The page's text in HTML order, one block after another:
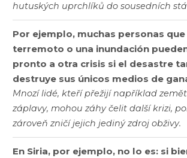
hutuských uprchlíků do sousedních
Por ejemplo, muchas personas
terremoto o una inundación
pronto a otra crisis si el desastre
destruye sus únicos medios de
Mnozí lidé, kteří přežijí například
záplavy, mohou záhy čelit další krizi,
zároveň zničí jejich jediný zdroj obživy.
En Siria, por ejemplo, no lo es: si